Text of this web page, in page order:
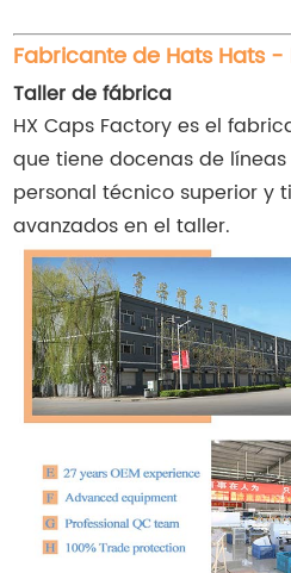
Fabricante de Hats Hats
Taller de fábrica
HX Caps Factory es el
que tiene docenas de
personal técnico superior y
avanzados en el taller.